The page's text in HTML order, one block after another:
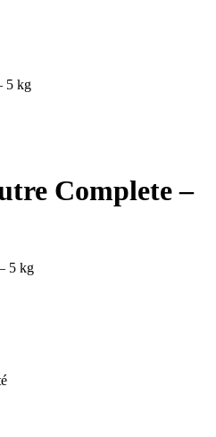
5 kg
Complete –